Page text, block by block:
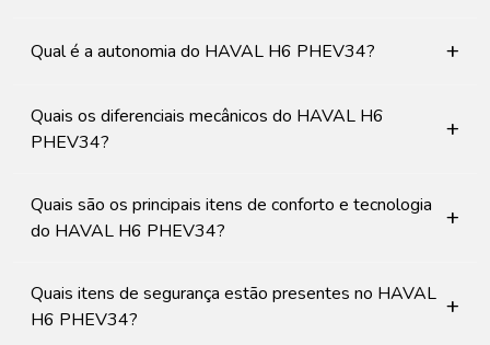
Qual é a autonomia do HAVAL H6 PHEV34? +
Quais os diferenciais mecânicos do HAVAL H6
PHEV34?
+
Quais são os principais itens de conforto e tecnologia
do HAVAL H6 PHEV34?
+
Quais itens de segurança estão presentes no HAVAL
H6 PHEV34?
+